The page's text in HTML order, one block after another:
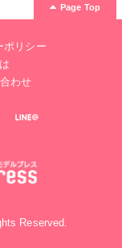
Page Top
ポリシー
わせ
Reserved.